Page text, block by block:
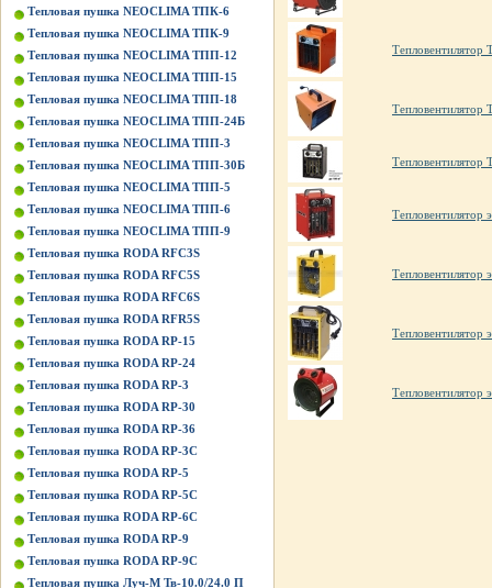
Тепловая пушка NEOCLIMA ТПК-6
Тепловая пушка NEOCLIMA ТПК-9
Тепловая пушка NEOCLIMA ТПП-12
Тепловая пушка NEOCLIMA ТПП-15
Тепловая пушка NEOCLIMA ТПП-18
Тепловая пушка NEOCLIMA ТПП-24Б
Тепловая пушка NEOCLIMA ТПП-3
Тепловая пушка NEOCLIMA ТПП-30Б
Тепловая пушка NEOCLIMA ТПП-5
Тепловая пушка NEOCLIMA ТПП-6
Тепловая пушка NEOCLIMA ТПП-9
Тепловая пушка RODA RFC3S
Тепловая пушка RODA RFC5S
Тепловая пушка RODA RFC6S
Тепловая пушка RODA RFR5S
Тепловая пушка RODA RP-15
Тепловая пушка RODA RP-24
Тепловая пушка RODA RP-3
Тепловая пушка RODA RP-30
Тепловая пушка RODA RP-36
Тепловая пушка RODA RP-3C
Тепловая пушка RODA RP-5
Тепловая пушка RODA RP-5C
Тепловая пушка RODA RP-6C
Тепловая пушка RODA RP-9
Тепловая пушка RODA RP-9C
Тепловая пушка Луч-М Тв-10.0/24.0 П
Тепловентилятор
Тепловентилятор
Тепловентилятор
Тепловентилятор